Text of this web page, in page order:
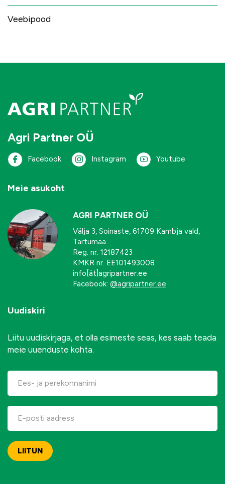
Veebipood
Agri Partner OÜ
Facebook Instagram Youtube
Meie asukoht
AGRI PARTNER OÜ
Välja 3, Soinaste, 61709 Kambja vald,
Tartumaa.
Reg. nr. 12187423
KMKR nr. EE101493008
info[ät]agripartner.ee
Facebook: @agripartner.ee
Uudiskiri
Liitu uudiskirjaga, et olla esimeste seas, kes saab teada
meie uuenduste kohta.